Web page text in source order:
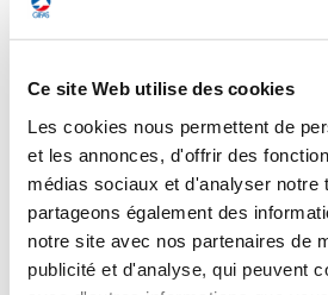
Ce site Web utilise des cookies
Les cookies nous permettent de
et les annonces, d'offrir des
médias sociaux et d'analyser notre
partageons également des
notre site avec nos partenaires de
publicité et d'analyse, qui peuvent
DÉFENSE
DÉFENSE
Frappe longue portée : MBDA
prévoient les démonstrations
système Thundart à la mi-